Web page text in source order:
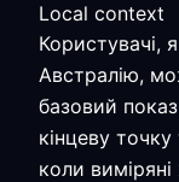
Local context
Користувачі,
Австралію,
базовий
кінцеву
коли